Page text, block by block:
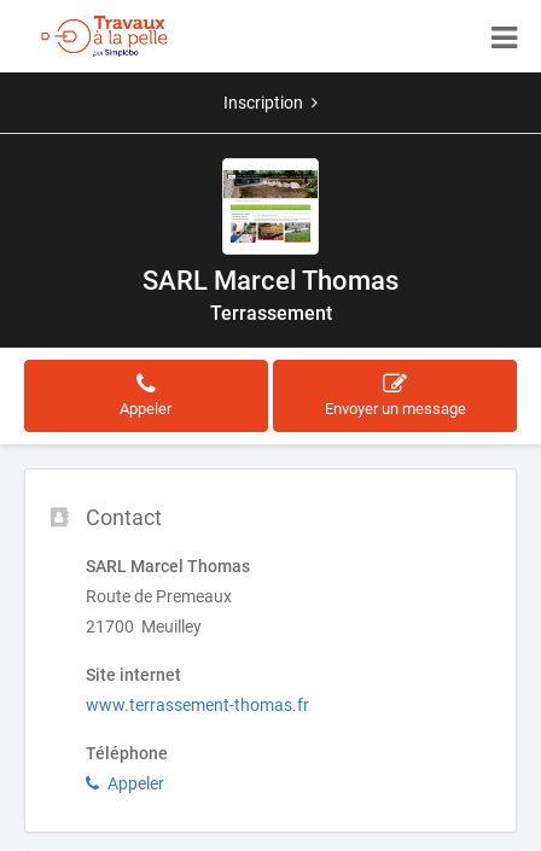
Inscription
SARL Marcel Thomas
Terrassement
Appeler Envoyer un message
Contact
SARL Marcel Thomas
Route de Premeaux
21700 Meuilley
Site internet
www.terrassement-thomas.fr
Téléphone
Appeler